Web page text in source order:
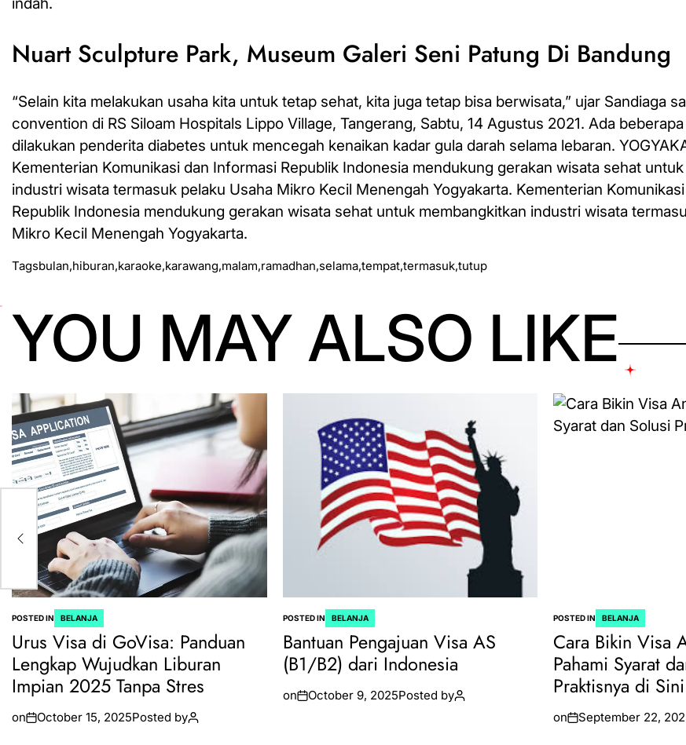
indah.
Nuart Sculpture Park, Museum Galeri Seni Patung Di Bandung
“Selain kita melakukan usaha kita untuk tetap sehat, kita juga tetap bisa berwisata,” ujar Sandiaga
convention di RS Siloam Hospitals Lippo Village, Tangerang, Sabtu, 14 Agustus 2021. Ada
dilakukan penderita diabetes untuk mencegah kenaikan kadar gula darah selama lebaran.
Kementerian Komunikasi dan Informasi Republik Indonesia mendukung gerakan wisata sehat
industri wisata termasuk pelaku Usaha Mikro Kecil Menengah Yogyakarta. Kementerian
Republik Indonesia mendukung gerakan wisata sehat untuk membangkitkan industri wisata
Mikro Kecil Menengah Yogyakarta.
Tagsbulan,hiburan,karaoke,karawang,malam,ramadhan,selama,tempat,termasuk,tutup
YOU MAY ALSO LIKE
POSTED IN BELANJA
Urus Visa di GoVisa: Panduan
Lengkap Wujudkan Liburan
Impian 2025 Tanpa Stres
on October 15, 2025Posted by
POSTED IN BELANJA
Bantuan Pengajuan Visa AS
(B1/B2) dari Indonesia
on October 9, 2025Posted by
POSTED IN BELANJA
Cara Bikin Visa
Pahami Syarat
Praktisnya di
on September 22,